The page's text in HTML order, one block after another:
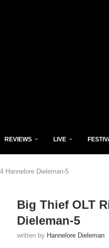
REVIEWS LIVE
Hannelore Dieleman-5
Big Thief OLT
Dieleman-5
written by Hannelore Dieleman